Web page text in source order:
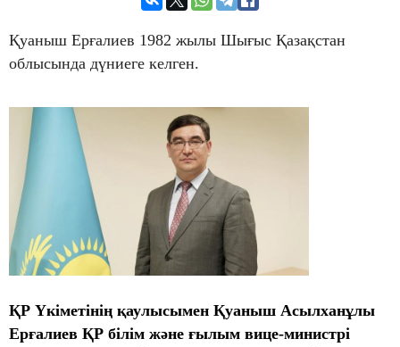
Қуаныш Ерғалиев 1982 жылы Шығыс Қазақстан
облысында дүниеге келген.
ҚР Үкіметінің қаулысымен Қуаныш Асылханұлы
Ерғалиев ҚР білім және ғылым вице-министрі